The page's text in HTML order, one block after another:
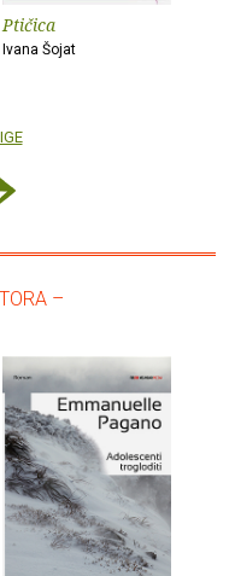
Ptičica
Ivana Šojat
–